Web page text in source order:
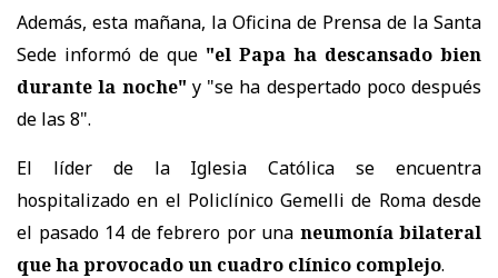
Además, esta mañana, la Oficina de Prensa de la Santa
Sede informó de que "el Papa ha descansado bien
durante la noche" y "se ha despertado poco después
de las 8".
El líder de la Iglesia Católica se encuentra
hospitalizado en el Policlínico Gemelli de Roma desde
el pasado 14 de febrero por una neumonía bilateral
que ha provocado un cuadro clínico complejo.